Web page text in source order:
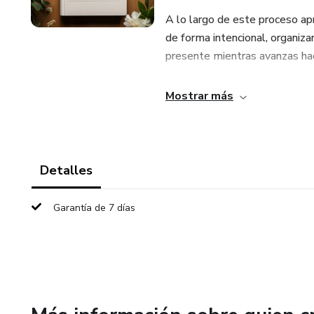
A lo largo de este proceso
de forma intencional,
presente mientras avanzas
Este no es solo un
Mostrar más
Detalles
Garantía de 7 días